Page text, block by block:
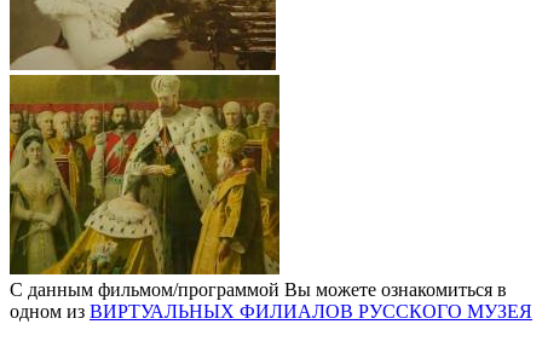
С данным фильмом/программой Вы можете ознакомиться в
одном из ВИРТУАЛЬНЫХ ФИЛИАЛОВ РУССКОГО МУЗЕЯ